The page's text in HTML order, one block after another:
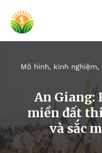
Mô hình, kinh nghiệm,
An Giang:
miền đất
và sắc